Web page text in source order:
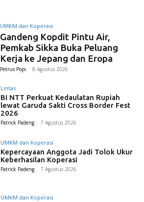
UMKM dan Koperasi
Gandeng Kopdit Pintu Air,
Pemkab Sikka Buka Peluang
Kerja ke Jepang dan Eropa
Petrus Popi - 8 Agustus 2026
Lintas
BI NTT Perkuat Kedaulatan Rupiah
lewat Garuda Sakti Cross Border Fest
2026
Patrick Padeng - 7 Agustus 2026
UMKM dan Koperasi
Kepercayaan Anggota Jadi Tolok Ukur
Keberhasilan Koperasi
Patrick Padeng - 7 Agustus 2026
UMKM dan Koperasi